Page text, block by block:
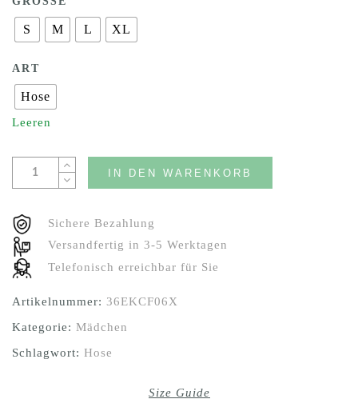
S M L XL
ART
Hose
Leeren
IN DEN WARENKORB
Sichere Bezahlung
Versandfertig in 3-5 Werktagen
Telefonisch erreichbar für Sie
Artikelnummer: 36EKCF06X
Kategorie: Mädchen
Schlagwort: Hose
Size Guide